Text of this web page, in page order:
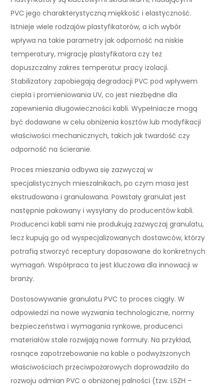
PVC jego charakterystyczną miękkość i elastyczność.
Istnieje wiele rodzajów plastyfikatorów, a ich wybór
wpływa na takie parametry jak odporność na niskie
temperatury, migrację plastyfikatora czy też
dopuszczalny zakres temperatur pracy izolacji.
Stabilizatory zapobiegają degradacji PVC pod wpływem
ciepła i promieniowania UV, co jest niezbędne dla
zapewnienia długowieczności kabli. Wypełniacze mogą
być dodawane w celu obniżenia kosztów lub modyfikacji
właściwości mechanicznych, takich jak twardość czy
odporność na ścieranie.
Proces mieszania odbywa się zazwyczaj w
specjalistycznych mieszalnikach, po czym masa jest
ekstrudowana i granulowana. Powstały granulat jest
następnie pakowany i wysyłany do producentów kabli.
Producenci kabli sami nie produkują zazwyczaj granulatu,
lecz kupują go od wyspecjalizowanych dostawców, którzy
potrafią stworzyć receptury dopasowane do konkretnych
wymagań. Współpraca ta jest kluczowa dla innowacji w
branży.
Dostosowywanie granulatu PVC to proces ciągły. W
odpowiedzi na nowe wyzwania technologiczne, normy
bezpieczeństwa i wymagania rynkowe, producenci
materiałów stale rozwijają nowe formuły. Na przykład,
rosnące zapotrzebowanie na kable o podwyższonych
właściwościach przeciwpożarowych doprowadziło do
rozwoju odmian PVC o obniżonej palności (tzw. LSZH –